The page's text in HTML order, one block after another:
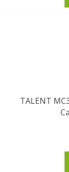
TALENT